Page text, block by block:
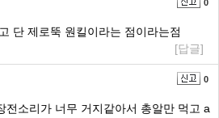
0
단 제로뚝 원킬이라는 점이라는점
[답글]
0
전소리가 너무 거지같아서 총알만 먹고 a